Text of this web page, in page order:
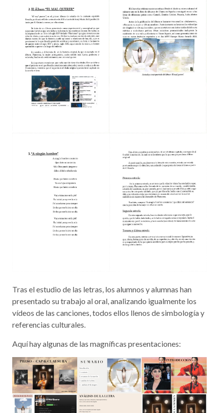
Tras el estudio de las letras, los alumnos y alumnas han
presentado su trabajo al oral, analizando igualmente los
vídeos de las canciones, todos ellos llenos de simbología y
referencias culturales.
Aquí hay algunas de las magníficas presentaciones: